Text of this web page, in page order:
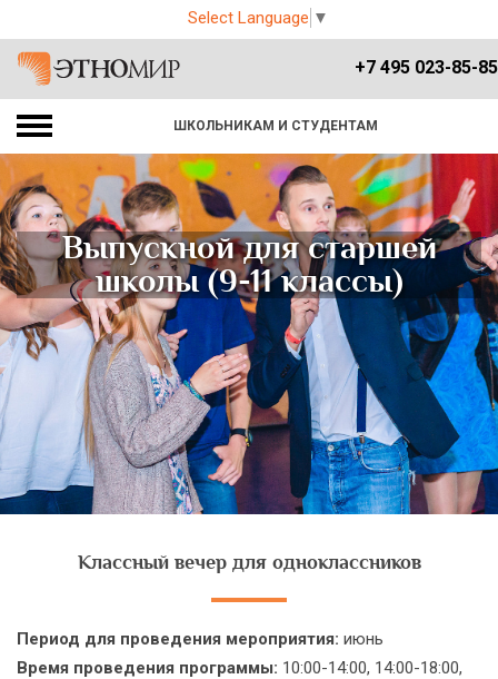
Select Language ▼
+7 495 023-85-85
ШКОЛЬНИКАМ И СТУДЕНТАМ
Выпускной для старшей
школы (9-11 классы)
Классный вечер для одноклассников
Период для проведения мероприятия: июнь
Время проведения программы: 10:00-14:00, 14:00-18:00,